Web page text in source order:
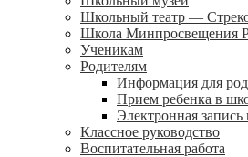
Школьный театр —
Школа Минпросвещения
Ученикам
Родителям
Информация для
Прием ребенка в
Электронная
Классное руководство
Воспитательная работа